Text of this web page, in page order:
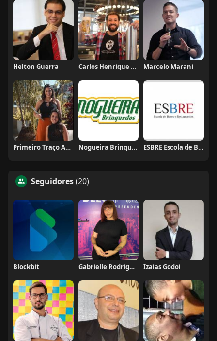
Helton Guerra Carlos Henrique de Faria Vasconcelos Marcelo Marani
Primeiro Traço Arquitetura Nogueira Brinquedos ESBRE Escola de Bares e Restaurantes
Seguidores(20)
Blockbit Gabrielle Rodrigues Izaias Godoi